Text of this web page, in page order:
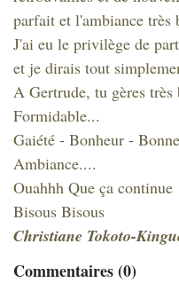
parfait et l'ambiance très
J'ai eu le privilège de
et je dirais tout
A Gertrude, tu gères
Formidable...
Gaiété - Bonheur -
Ambiance....
Ouahhh Que ça
Bisous Bisous
Christiane Tokoto-
Commentaires (0)